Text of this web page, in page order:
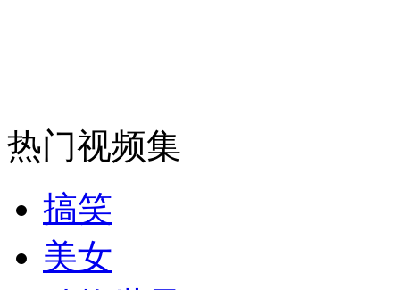
纽约上演“枕头大战”
司机酒驾遇交警 急速倒车逃窜
热门视频集
搞笑
美女